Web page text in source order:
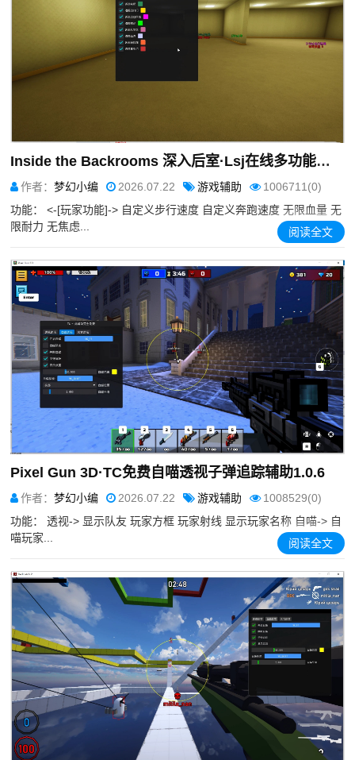
Inside the Backrooms 深入后室·Lsj在线多功能辅助1.1.1
作者：梦幻小编 2026.07.22 游戏辅助
1006711(0)
功能： <-[玩家功能]-> 自定义步行速度 自定义奔跑速度 无限血量 无
限耐力 无焦虑...
阅读全文
Pixel Gun 3D·TC免费自喵透视子弹追踪辅助1.0.6
作者：梦幻小编 2026.07.22 游戏辅助
1008529(0)
功能： 透视-> 显示队友 玩家方框 玩家射线 显示玩家名称 自喵-> 自
喵玩家...
阅读全文